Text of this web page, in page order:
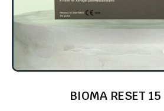
BIOMA RESET